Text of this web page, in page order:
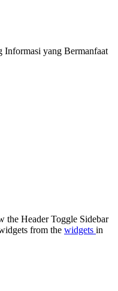
Informasi yang Bermanfaat
the Header Toggle Sidebar
from the widgets in